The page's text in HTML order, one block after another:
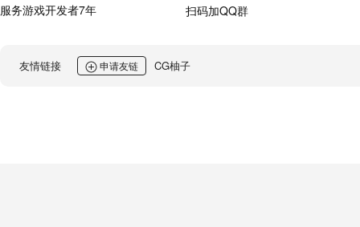
服务游戏开发者7年 扫码加QQ群
友情链接 申请友链 CG柚子